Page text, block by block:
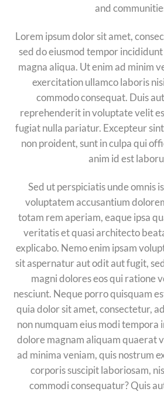
and
Lorem ipsum dolor sit amet,
sed do eiusmod tempor
magna aliqua. Ut enim ad minim
exercitation ullamco laboris
commodo consequat. Duis
reprehenderit in voluptate velit
fugiat nulla pariatur. Excepteur
non proident, sunt in culpa qui
anim id est
Sed ut perspiciatis unde omnis
voluptatem accusantium
totam rem aperiam, eaque ipsa
veritatis et quasi architecto
explicabo. Nemo enim ipsam
sit aspernatur aut odit aut fugit,
magni dolores eos qui ratione
nesciunt. Neque porro quisquam
quia dolor sit amet, consectetur,
non numquam eius modi tempora
dolore magnam aliquam quaerat
ad minima veniam, quis nostrum
corporis suscipit laboriosam,
commodi consequatur? Quis